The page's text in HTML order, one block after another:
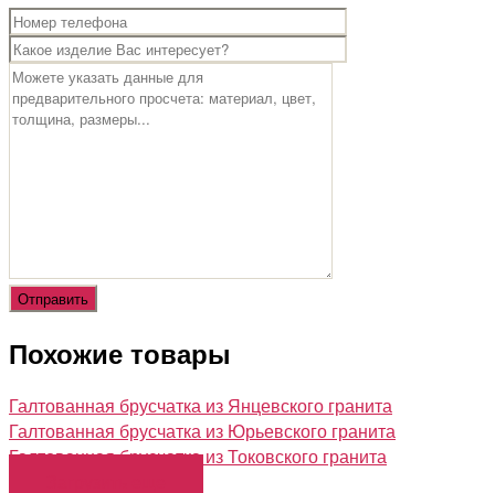
Похожие товары
Галтованная брусчатка из Янцевского гранита
Галтованная брусчатка из Юрьевского гранита
Галтованная брусчатка из Токовского гранита